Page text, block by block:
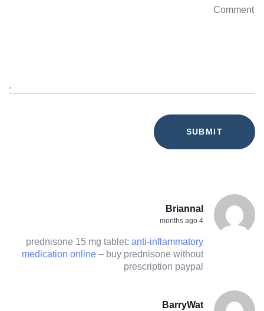
Briannal
4 months ago
prednisone 15 mg tablet: anti-inflammatory
medication online – buy prednisone without
prescription paypal
BarryWat